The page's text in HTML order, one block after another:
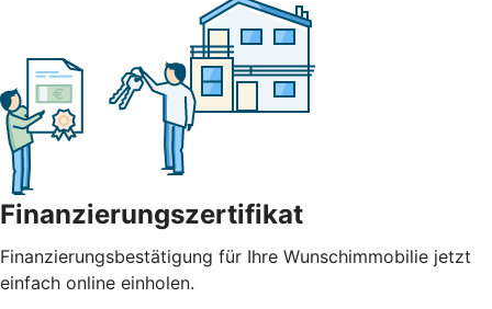
Finanzierungszertifikat
Finanzierungsbestätigung für Ihre Wunschimmobilie jetzt
einfach online einholen.